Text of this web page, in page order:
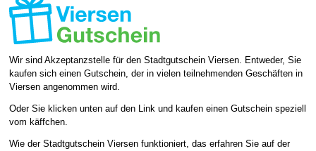
Wir sind Akzeptanzstelle für den Stadtgutschein Viersen. Entweder, Sie
kaufen sich einen Gutschein, der in vielen teilnehmenden Geschäften in
Viersen angenommen wird.
Oder Sie klicken unten auf den Link und kaufen einen Gutschein speziell
vom käffchen.
Wie der Stadtgutschein Viersen funktioniert, das erfahren Sie auf der